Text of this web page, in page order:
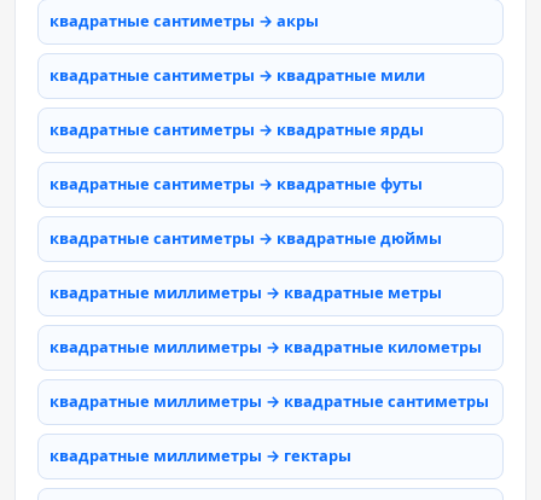
квадратные сантиметры → акры
квадратные сантиметры → квадратные мили
квадратные сантиметры → квадратные ярды
квадратные сантиметры → квадратные футы
квадратные сантиметры → квадратные дюймы
квадратные миллиметры → квадратные метры
квадратные миллиметры → квадратные километры
квадратные миллиметры → квадратные сантиметры
квадратные миллиметры → гектары